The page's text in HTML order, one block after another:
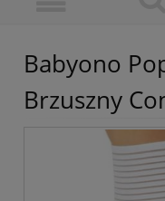
Babyono
Brzuszny